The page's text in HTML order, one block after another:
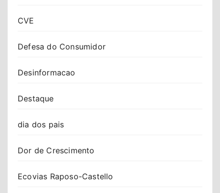
CVE
Defesa do Consumidor
Desinformacao
Destaque
dia dos pais
Dor de Crescimento
Ecovias Raposo-Castello